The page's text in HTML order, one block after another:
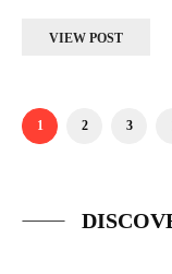
VIEW POST
1 2 3